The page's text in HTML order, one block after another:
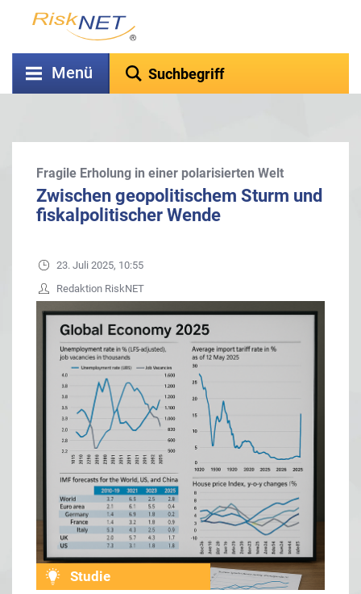
Menü
Fragile Erholung in einer polarisierten Welt
Zwischen geopolitischem Sturm und
fiskalpolitischer Wende
23. Juli 2025, 10:55
Redaktion RiskNET
Studie